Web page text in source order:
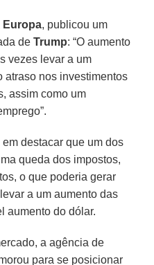
Europa, publicou um
deTrump: “O aumento
vezes levar a um
atraso nos investimentos
assim como um
destacar que um dos
queda dos impostos,
o que poderia gerar
a um aumento das
aumento do dólar.
a agência de
para se posicionar